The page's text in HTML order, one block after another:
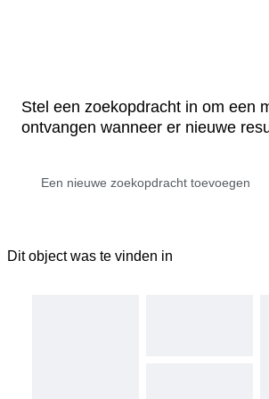
Stel een zoekopdracht in om een
ontvangen wanneer er nieuwe
Dit object was te vinden in